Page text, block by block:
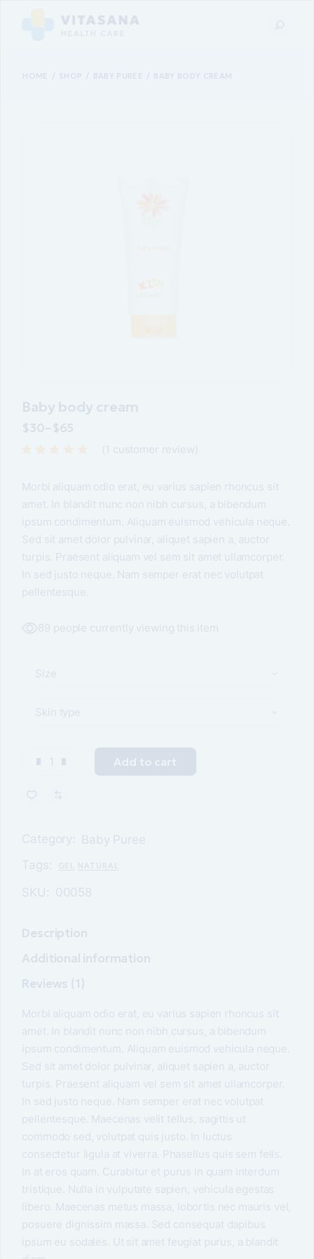
Baby body cream
$30–$65
( customer review)
Morbi aliquam odio erat, eu varius sapien rhoncus sit
amet. In blandit nunc non nibh cursus, a bibendum
ipsum condimentum. Aliquam euismod vehicula neque.
Sed sit amet dolor pulvinar, aliquet sapien a, auctor
turpis. Praesent aliquam vel sem sit amet ullamcorper.
In sed justo neque. Nam semper erat nec volutpat
pellentesque.
89 people currently viewing this item
Size
Skin type
Add to cart
Category: Baby Puree
Tags:
GEL NATURAL
SKU: 00058
Description
Additional information
Reviews (1)
Morbi aliquam odio erat, eu varius sapien rhoncus sit
amet. In blandit nunc non nibh cursus, a bibendum
ipsum condimentum. Aliquam euismod vehicula neque.
Sed sit amet dolor pulvinar, aliquet sapien a, auctor
turpis. Praesent aliquam vel sem sit amet ullamcorper.
In sed justo neque. Nam semper erat nec volutpat
pellentesque. Maecenas velit tellus, sagittis ut
commodo sed, volutpat quis justo. In luctus
consectetur ligula at viverra. Phasellus quis sem felis.
In at eros quam. Curabitur et purus in quam interdum
tristique. Nulla in vulputate sapien, vehicula egestas
libero. Maecenas metus massa, lobortis nec mauris vel,
posuere dignissim massa. Sed consequat dapibus
ipsum eu sodales. Ut sit amet feugiat purus, a blandit